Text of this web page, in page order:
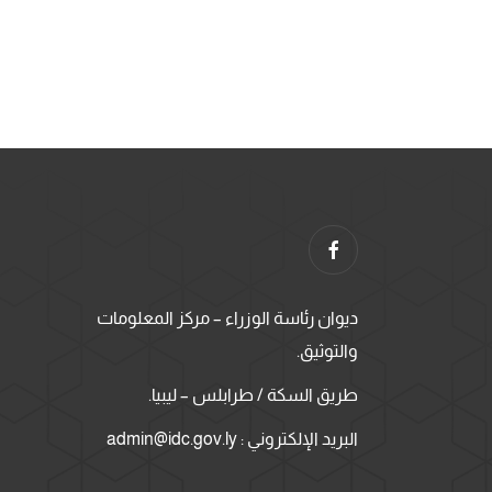
ديوان رئاسة الوزراء – مركز المعلومات
والتوثيق.
طريق السكة / طرابلس – ليبيا.
البريد الإلكتروني : admin@idc.gov.ly